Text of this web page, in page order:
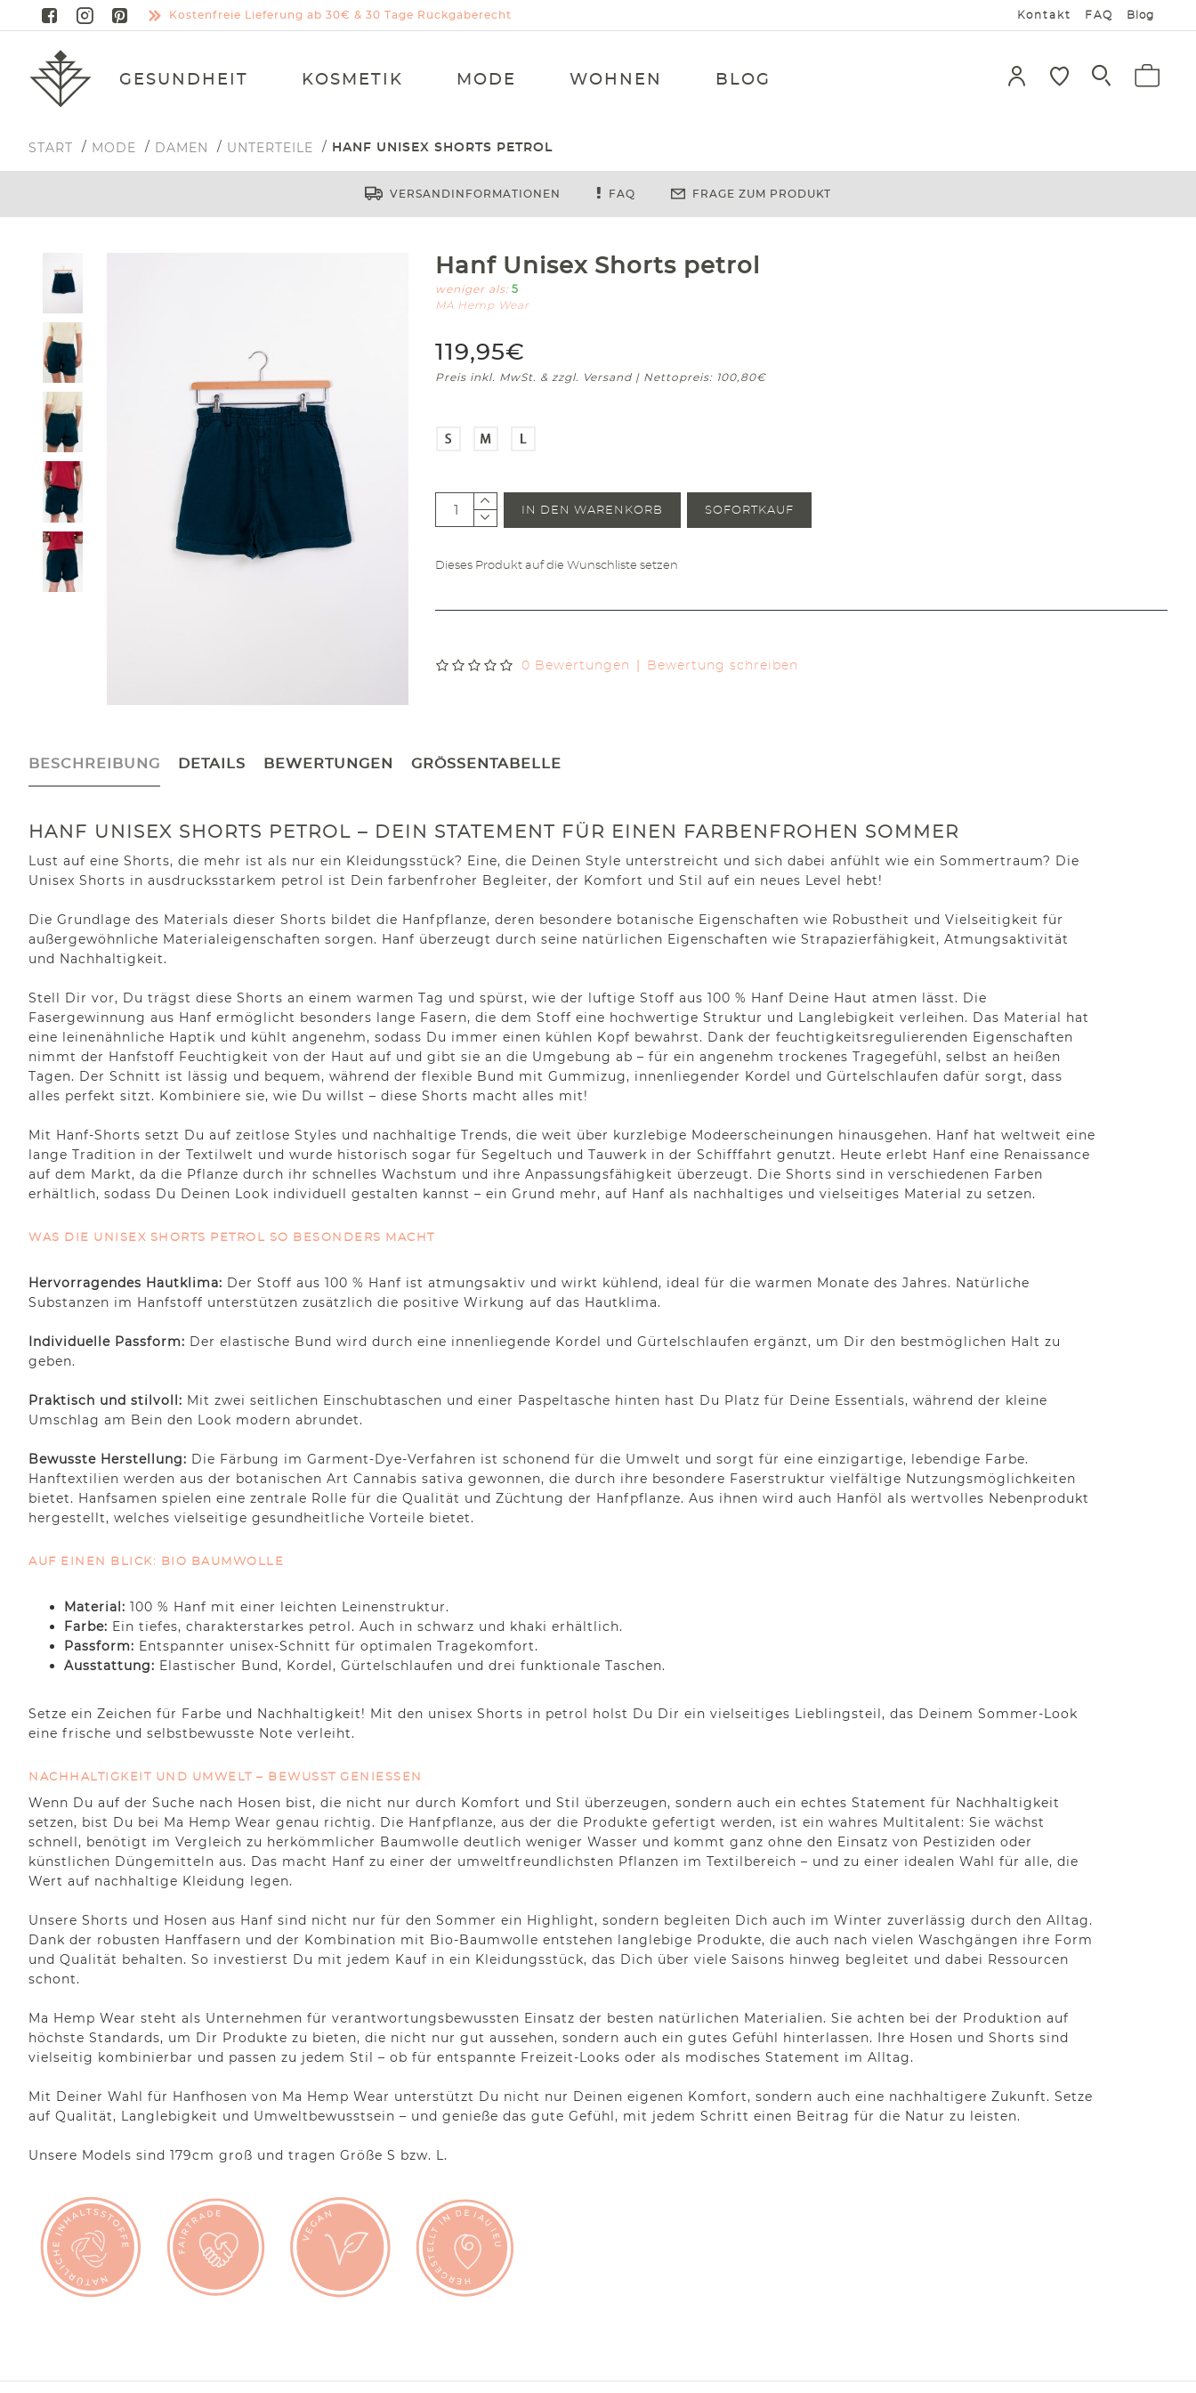
Kostenfreie Lieferung ab 30€ & 30 Tage Rückgaberecht Kontakt FAQ Blog
GESUNDHEIT KOSMETIK MODE WOHNEN BLOG
START MODE DAMEN UNTERTEILE HANF UNISEX SHORTS PETROL
VERSANDINFORMATIONEN FAQ FRAGE ZUM PRODUKT
Hanf Unisex Shorts petrol
weniger als: 5
MA Hemp Wear
0 Bewertungen | Bewertung schreiben
119,95€
Preis inkl. MwSt. & zzgl. Versand | Nettopreis: 100,80€
IN DEN WARENKORB SOFORTKAUF
Dieses Produkt auf die Wunschliste setzen
BESCHREIBUNG DETAILS BEWERTUNGEN GRÖSSENTABELLE
HANF UNISEX SHORTS PETROL – DEIN STATEMENT FÜR EINEN FARBENFROHEN SOMMER
Lust auf eine Shorts, die mehr ist als nur ein Kleidungsstück? Eine, die Deinen Style unterstreicht und sich dabei anfühlt wie ein Sommertraum? Die
Unisex Shorts in ausdrucksstarkem petrol ist Dein farbenfroher Begleiter, der Komfort und Stil auf ein neues Level hebt!
Die Grundlage des Materials dieser Shorts bildet die Hanfpflanze, deren besondere botanische Eigenschaften wie Robustheit und Vielseitigkeit für
außergewöhnliche Materialeigenschaften sorgen. Hanf überzeugt durch seine natürlichen Eigenschaften wie Strapazierfähigkeit, Atmungsaktivität
und Nachhaltigkeit.
Stell Dir vor, Du trägst diese Shorts an einem warmen Tag und spürst, wie der luftige Stoff aus 100 % Hanf Deine Haut atmen lässt. Die
Fasergewinnung aus Hanf ermöglicht besonders lange Fasern, die dem Stoff eine hochwertige Struktur und Langlebigkeit verleihen. Das Material hat
eine leinenähnliche Haptik und kühlt angenehm, sodass Du immer einen kühlen Kopf bewahrst. Dank der feuchtigkeitsregulierenden Eigenschaften
nimmt der Hanfstoff Feuchtigkeit von der Haut auf und gibt sie an die Umgebung ab – für ein angenehm trockenes Tragegefühl, selbst an heißen
Tagen. Der Schnitt ist lässig und bequem, während der flexible Bund mit Gummizug, innenliegender Kordel und Gürtelschlaufen dafür sorgt, dass
alles perfekt sitzt. Kombiniere sie, wie Du willst – diese Shorts macht alles mit!
Mit Hanf-Shorts setzt Du auf zeitlose Styles und nachhaltige Trends, die weit über kurzlebige Modeerscheinungen hinausgehen. Hanf hat weltweit eine
lange Tradition in der Textilwelt und wurde historisch sogar für Segeltuch und Tauwerk in der Schifffahrt genutzt. Heute erlebt Hanf eine Renaissance
auf dem Markt, da die Pflanze durch ihr schnelles Wachstum und ihre Anpassungsfähigkeit überzeugt. Die Shorts sind in verschiedenen Farben
erhältlich, sodass Du Deinen Look individuell gestalten kannst – ein Grund mehr, auf Hanf als nachhaltiges und vielseitiges Material zu setzen.
WAS DIE UNISEX SHORTS PETROL SO BESONDERS MACHT
Hervorragendes Hautklima: Der Stoff aus 100 % Hanf ist atmungsaktiv und wirkt kühlend, ideal für die warmen Monate des Jahres. Natürliche
Substanzen im Hanfstoff unterstützen zusätzlich die positive Wirkung auf das Hautklima.
Individuelle Passform: Der elastische Bund wird durch eine innenliegende Kordel und Gürtelschlaufen ergänzt, um Dir den bestmöglichen Halt zu
geben.
Praktisch und stilvoll: Mit zwei seitlichen Einschubtaschen und einer Paspeltasche hinten hast Du Platz für Deine Essentials, während der kleine
Umschlag am Bein den Look modern abrundet.
Bewusste Herstellung: Die Färbung im Garment-Dye-Verfahren ist schonend für die Umwelt und sorgt für eine einzigartige, lebendige Farbe.
Hanftextilien werden aus der botanischen Art Cannabis sativa gewonnen, die durch ihre besondere Faserstruktur vielfältige Nutzungsmöglichkeiten
bietet. Hanfsamen spielen eine zentrale Rolle für die Qualität und Züchtung der Hanfpflanze. Aus ihnen wird auch Hanföl als wertvolles Nebenprodukt
hergestellt, welches vielseitige gesundheitliche Vorteile bietet.
AUF EINEN BLICK: BIO BAUMWOLLE
Material: 100 % Hanf mit einer leichten Leinenstruktur.
Farbe: Ein tiefes, charakterstarkes petrol. Auch in schwarz und khaki erhältlich.
Passform: Entspannter unisex-Schnitt für optimalen Tragekomfort.
Ausstattung: Elastischer Bund, Kordel, Gürtelschlaufen und drei funktionale Taschen.
Setze ein Zeichen für Farbe und Nachhaltigkeit! Mit den unisex Shorts in petrol holst Du Dir ein vielseitiges Lieblingsteil, das Deinem Sommer-Look
eine frische und selbstbewusste Note verleiht.
NACHHALTIGKEIT UND UMWELT – BEWUSST GENIESSEN
Wenn Du auf der Suche nach Hosen bist, die nicht nur durch Komfort und Stil überzeugen, sondern auch ein echtes Statement für Nachhaltigkeit
setzen, bist Du bei Ma Hemp Wear genau richtig. Die Hanfpflanze, aus der die Produkte gefertigt werden, ist ein wahres Multitalent: Sie wächst
schnell, benötigt im Vergleich zu herkömmlicher Baumwolle deutlich weniger Wasser und kommt ganz ohne den Einsatz von Pestiziden oder
künstlichen Düngemitteln aus. Das macht Hanf zu einer der umweltfreundlichsten Pflanzen im Textilbereich – und zu einer idealen Wahl für alle, die
Wert auf nachhaltige Kleidung legen.
Unsere Shorts und Hosen aus Hanf sind nicht nur für den Sommer ein Highlight, sondern begleiten Dich auch im Winter zuverlässig durch den Alltag.
Dank der robusten Hanffasern und der Kombination mit Bio-Baumwolle entstehen langlebige Produkte, die auch nach vielen Waschgängen ihre Form
und Qualität behalten. So investierst Du mit jedem Kauf in ein Kleidungsstück, das Dich über viele Saisons hinweg begleitet und dabei Ressourcen
schont.
Ma Hemp Wear steht als Unternehmen für verantwortungsbewussten Einsatz der besten natürlichen Materialien. Sie achten bei der Produktion auf
höchste Standards, um Dir Produkte zu bieten, die nicht nur gut aussehen, sondern auch ein gutes Gefühl hinterlassen. Ihre Hosen und Shorts sind
vielseitig kombinierbar und passen zu jedem Stil – ob für entspannte Freizeit-Looks oder als modisches Statement im Alltag.
Mit Deiner Wahl für Hanfhosen von Ma Hemp Wear unterstützt Du nicht nur Deinen eigenen Komfort, sondern auch eine nachhaltigere Zukunft. Setze
auf Qualität, Langlebigkeit und Umweltbewusstsein – und genieße das gute Gefühl, mit jedem Schritt einen Beitrag für die Natur zu leisten.
Unsere Models sind 179cm groß und tragen Größe S bzw. L.